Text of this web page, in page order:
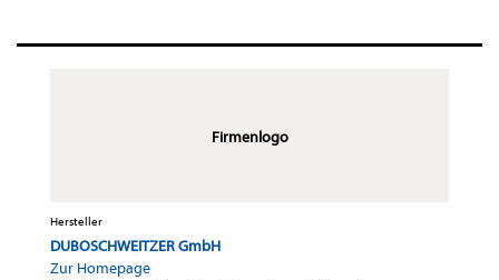
Firmenlogo
Hersteller
DUBOSCHWEITZER GmbH
Zur Homepage